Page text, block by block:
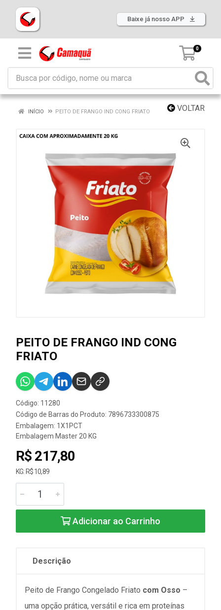
Baixe já nosso APP
0
VOLTAR
INÍCIO PEITO DE FRANGO IND CONG FRIATO
PEITO DE FRANGO IND CONG
FRIATO
Código: 11280
Código de Barras do Produto: 7896733300875
Embalagem: 1X1PCT
Embalagem Master 20 KG
R$ 217,80
KG: R$ 10,89
Adicionar ao Carrinho
Descrição
Peito de Frango Congelado Friato com Osso –
uma opção prática, versátil e rica em proteínas